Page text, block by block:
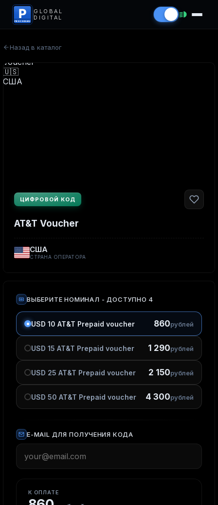
P
PROCODS.RU
GLOBAL
DIGITAL
Назад в каталог
ЦИФРОВОЙ КОД
AT&T Voucher
США
СТРАНА ОПЕРАТОРА
ВЫБЕРИТЕ НОМИНАЛ - ДОСТУПНО 4
USD 10 AT&T Prepaid voucher 860рублей
USD 15 AT&T Prepaid voucher 1 290рублей
USD 25 AT&T Prepaid voucher 2 150рублей
USD 50 AT&T Prepaid voucher 4 300рублей
E-MAIL ДЛЯ ПОЛУЧЕНИЯ КОДА
К ОПЛАТЕ